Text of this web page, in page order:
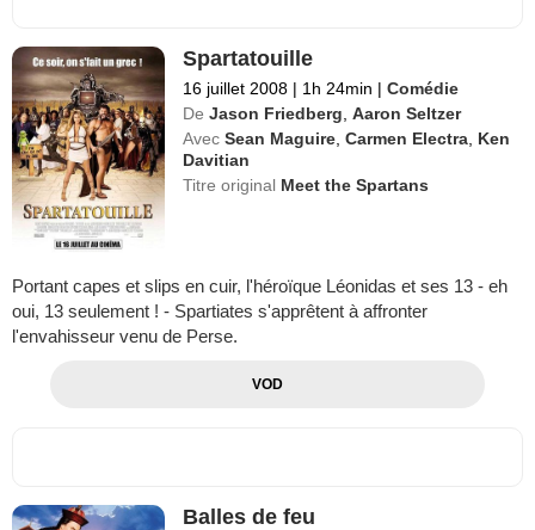
Spartatouille
16 juillet 2008 | 1h 24min | Comédie
De Jason Friedberg ,Aaron Seltzer
Avec Sean Maguire ,Carmen Electra Ken
Davitian
Titre original Meet the Spartans
Portant capes et slips en cuir, l'héroïque Léonidas et ses 13 - eh
oui, 13 seulement ! - Spartiates s'apprêtent à affronter
l'envahisseur venu de Perse.
VOD
Balles de feu